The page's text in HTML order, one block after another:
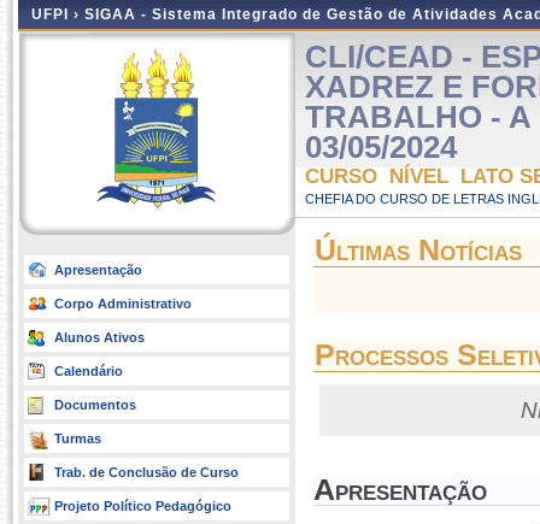
UFPI › SIGAA - Sistema Integrado de Gestão de Atividades
Apresentação
Corpo Administrativo
Alunos Ativos
Calendário
Documentos
Turmas
Trab. de Conclusão de Curso
Projeto Político Pedagógico
CLI/CEAD -
XADREZ E
TRABALHO - A
03/05/2024
CURSO NÍVEL LATO
CHEFIA DO CURSO DE LETRAS
Últimas Notícias
Processos
Apresentação